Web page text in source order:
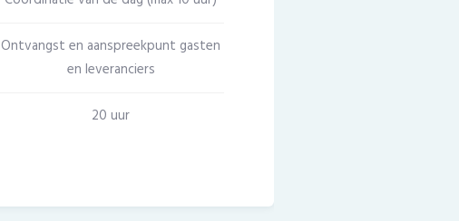
Ontvangst en aanspreekpunt gasten
en leveranciers
20 uur